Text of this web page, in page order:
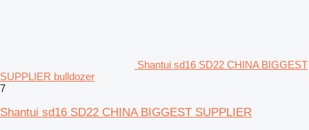
Shantui sd16 SD22 CHINA BIGGEST
SUPPLIER bulldozer
7
Shantui sd16 SD22 CHINA BIGGEST SUPPLIER